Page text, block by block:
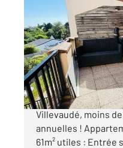
39,51 m
, 2 pièces
Ref : 2634
Appartement
179
Idéal première
Villevaudé, moins
annuelles !
61m² utiles : Entrée